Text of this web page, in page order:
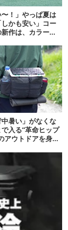
〜！」やっぱ夏は
かも安い」コー
作は、カラーも
中暑い」がなくな
入る“革命ヒップ
アウトドアを身軽